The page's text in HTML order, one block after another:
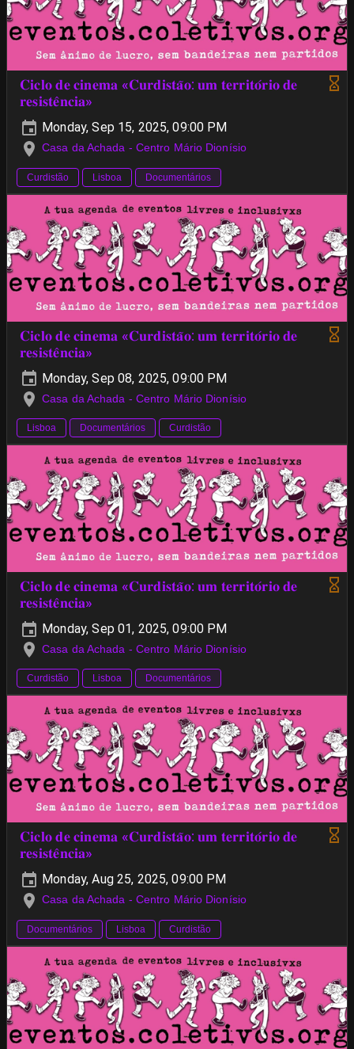
𝐂𝐢𝐜𝐥𝐨 𝐝𝐞 𝐜𝐢𝐧𝐞𝐦𝐚 «𝐂𝐮𝐫𝐝𝐢𝐬𝐭𝐚̃𝐨: 𝐮𝐦 𝐭𝐞𝐫𝐫𝐢𝐭𝐨́𝐫𝐢𝐨 𝐝𝐞
𝐫𝐞𝐬𝐢𝐬𝐭𝐞̂𝐧𝐜𝐢𝐚»
Monday, Sep 15, 2025, 09:00 PM
Casa da Achada - Centro Mário Dionísio
Curdistão Lisboa Documentários
𝐂𝐢𝐜𝐥𝐨 𝐝𝐞 𝐜𝐢𝐧𝐞𝐦𝐚 «𝐂𝐮𝐫𝐝𝐢𝐬𝐭𝐚̃𝐨: 𝐮𝐦 𝐭𝐞𝐫𝐫𝐢𝐭𝐨́𝐫𝐢𝐨 𝐝𝐞
𝐫𝐞𝐬𝐢𝐬𝐭𝐞̂𝐧𝐜𝐢𝐚»
Monday, Sep 08, 2025, 09:00 PM
Casa da Achada - Centro Mário Dionísio
Lisboa Documentários Curdistão
𝐂𝐢𝐜𝐥𝐨 𝐝𝐞 𝐜𝐢𝐧𝐞𝐦𝐚 «𝐂𝐮𝐫𝐝𝐢𝐬𝐭𝐚̃𝐨: 𝐮𝐦 𝐭𝐞𝐫𝐫𝐢𝐭𝐨́𝐫𝐢𝐨 𝐝𝐞
𝐫𝐞𝐬𝐢𝐬𝐭𝐞̂𝐧𝐜𝐢𝐚»
Monday, Sep 01, 2025, 09:00 PM
Casa da Achada - Centro Mário Dionísio
Curdistão Lisboa Documentários
𝐂𝐢𝐜𝐥𝐨 𝐝𝐞 𝐜𝐢𝐧𝐞𝐦𝐚 «𝐂𝐮𝐫𝐝𝐢𝐬𝐭𝐚̃𝐨: 𝐮𝐦 𝐭𝐞𝐫𝐫𝐢𝐭𝐨́𝐫𝐢𝐨 𝐝𝐞
𝐫𝐞𝐬𝐢𝐬𝐭𝐞̂𝐧𝐜𝐢𝐚»
Monday, Aug 25, 2025, 09:00 PM
Casa da Achada - Centro Mário Dionísio
Documentários Lisboa Curdistão